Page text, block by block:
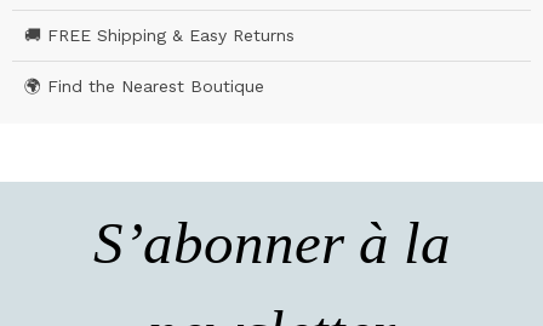
🚚 FREE Shipping & Easy Returns
🌍 Find the Nearest Boutique
S’abonner à la